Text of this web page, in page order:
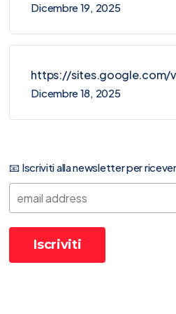
Dicembre 19, 2025
https://sites.google.com/
Dicembre 18, 2025
📧 Iscriviti alla newsletter per